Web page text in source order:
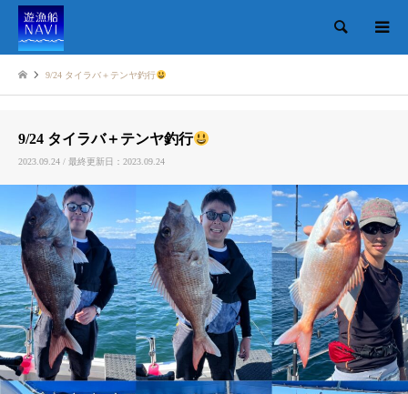
検索
9/24 タイラバ＋テンヤ釣行
9/24 タイラバ＋テンヤ釣行
2023.09.24 / 最終更新日：2023.09.24